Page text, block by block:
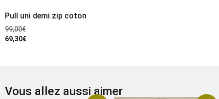
Pull uni demi zip coton
99,00€
69,30€
Vous allez aussi aimer